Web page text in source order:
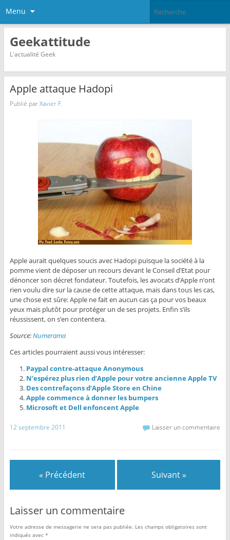
Menu
Geekattitude
L'actualité Geek
Apple attaque Hadopi
Publié parXavier F.
Apple aurait quelques soucis avec Hadopi puisque la société à la
pomme vient de déposer un recours devant le Conseil d’Etat pour
dénoncer son décret fondateur. Toutefois, les avocats d’Apple n’ont
rien voulu dire sur la cause de cette attaque, mais dans tous les cas,
une chose est sûre: Apple ne fait en aucun cas ça pour vos beaux
yeux mais plutôt pour protéger un de ses projets. Enfin s’ils
réussissent, on s’en contentera.
Source:Numerama
Ces articles pourraient aussi vous intéresser:
Paypal contre-attaque Anonymous
N’espérez plus rien d’Apple pour votre ancienne Apple TV
Des contrefaçons d’Apple Store en Chine
Apple commence à donner les bumpers
Microsoft et Dell enfoncent Apple
12 septembre 2011 Laisser un commentaire
« Précédent Suivant »
Laisser un commentaire
Votre adresse de messagerie ne sera pas publiée. Les champs obligatoires sont
indiqués avec *